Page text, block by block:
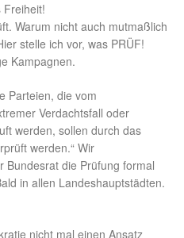
Freiheit!
Warum nicht auch mutmaßlich
stelle ich vor, was PRÜF!
Kampagnen.
Parteien, die vom
Verdachtsfall oder
werden, sollen durch das
werden.“ Wir
Bundesrat die Prüfung formal
in allen Landeshauptstädten.
nicht mal einen Ansatz